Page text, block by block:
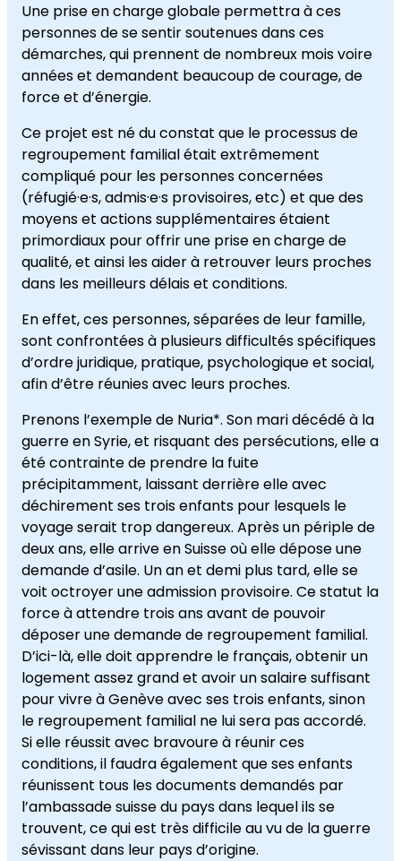
Une prise en charge globale permettra à ces
personnes de se sentir soutenues dans ces
démarches, qui prennent de nombreux mois voire
années et demandent beaucoup de courage, de
force et d’énergie.
Ce projet est né du constat que le processus de
regroupement familial était extrêmement
compliqué pour les personnes concernées
(réfugié·e·s, admis·e·s provisoires, etc) et que des
moyens et actions supplémentaires étaient
primordiaux pour offrir une prise en charge de
qualité, et ainsi les aider à retrouver leurs proches
dans les meilleurs délais et conditions.
En effet, ces personnes, séparées de leur famille,
sont confrontées à plusieurs difficultés spécifiques
d’ordre juridique, pratique, psychologique et social,
afin d’être réunies avec leurs proches.
Prenons l’exemple de Nuria*. Son mari décédé à la
guerre en Syrie, et risquant des persécutions, elle a
été contrainte de prendre la fuite
précipitamment, laissant derrière elle avec
déchirement ses trois enfants pour lesquels le
voyage serait trop dangereux. Après un périple de
deux ans, elle arrive en Suisse où elle dépose une
demande d’asile. Un an et demi plus tard, elle se
voit octroyer une admission provisoire. Ce statut la
force à attendre trois ans avant de pouvoir
déposer une demande de regroupement familial.
D’ici-là, elle doit apprendre le français, obtenir un
logement assez grand et avoir un salaire suffisant
pour vivre à Genève avec ses trois enfants, sinon
le regroupement familial ne lui sera pas accordé.
Si elle réussit avec bravoure à réunir ces
conditions, il faudra également que ses enfants
réunissent tous les documents demandés par
l’ambassade suisse du pays dans lequel ils se
trouvent, ce qui est très difficile au vu de la guerre
sévissant dans leur pays d’origine.